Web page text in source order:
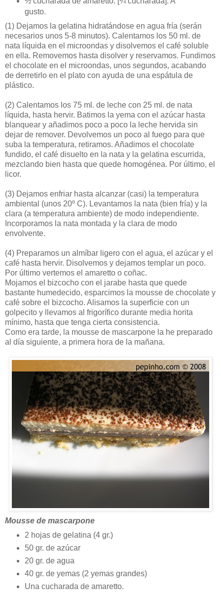
gusto.
(1) Dejamos la gelatina hidratándose en agua fría (serán
necesarios unos 5-8 minutos). Calentamos los 50 ml. de
nata líquida en el microondas y disolvemos el café soluble
en ella. Removemos hasta disolver y reservamos. Fundimos
el chocolate en el microondas, unos segundos, acabando
de derretirlo en el plato con ayuda de una espátula de
plástico.
(2) Calentamos los 75 ml. de leche con 25 ml. de nata
líquida, hasta hervir. Batimos la yema con el azúcar hasta
blanquear y añadimos poco a poco la leche hervida sin
dejar de remover. Devolvemos un poco al fuego para que
suba la temperatura, retiramos. Añadimos el chocolate
fundido, el café disuelto en la nata y la gelatina escurrida,
mezclando bien hasta que quede homogénea. Por último, el
licor.
(3) Dejamos enfriar hasta alcanzar (casi) la temperatura
ambiental (unos 20º C). Levantamos la nata (bien fría) y la
clara (a temperatura ambiente) de modo independiente.
Incorporamos la nata montada y la clara de modo
envolvente.
(4) Preparamos un almíbar ligero con el agua, el azúcar y el
café hasta hervir. Disolvemos y dejamos templar un poco.
Por último vertemos el amaretto o coñac.
Mojamos el bizcocho con el jarabe hasta que quede
bastante humedecido, esparcimos la mousse de chocolate y
café sobre el bizcocho. Alisamos la superficie con un
golpecito y llevamos al frigorífico durante media horita
mínimo, hasta que tenga cierta consistencia.
Como era tarde, la mousse de mascarpone la he preparado
al día siguiente, a primera hora de la mañana.
Mousse de mascarpone
2 hojas de gelatina (4 gr.)
50 gr. de azúcar
20 gr. de agua
40 gr. de yemas (2 yemas grandes)
Una cucharada de amaretto.